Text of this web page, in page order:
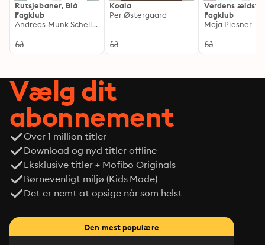
Rutsjebaner, Blå
Fagklub
Andreas Munk Scheller
Koala
Per Østergaard
Verdens
Fagklub
Maja Plesner
Vælg dit
abonnement
Over 1 million titler
Download og nyd titler offline
Eksklusive titler + Mofibo Originals
Børnevenligt miljø (Kids Mode)
Det er nemt at opsige når som helst
Den mest populære